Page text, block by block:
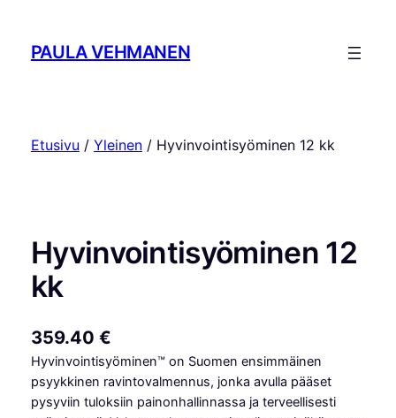
PAULA VEHMANEN
Etusivu / Yleinen/ Hyvinvointisyöminen 12 kk
Hyvinvointisyöminen 12
kk
359.40 €
Hyvinvointisyöminen™ on Suomen ensimmäinen
psyykkinen ravintovalmennus, jonka avulla pääset
pysyviin tuloksiin painonhallinnassa ja terveellisesti